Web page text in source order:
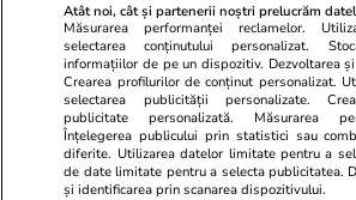
Actualizare preferințe
Atât noi, cât și partenerii noștri prelucrăm
Măsurarea performanței reclamelor.
selectarea conținutului personalizat.
informațiilor de pe un dispozitiv. Dezvoltarea
Crearea profilurilor de conținut personalizat.
selectarea publicității personalizate.
publicitate personalizată. Măsurarea
Înțelegerea publicului prin statistici sau
diferite. Utilizarea datelor limitate pentru a
de date limitate pentru a selecta publicitatea.
și identificarea prin scanarea dispozitivului.